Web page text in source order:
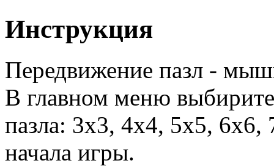
Инструкция
Передвижение пазл -
В главном меню
пазла: 3х3, 4х4, 5х5,
начала игры.